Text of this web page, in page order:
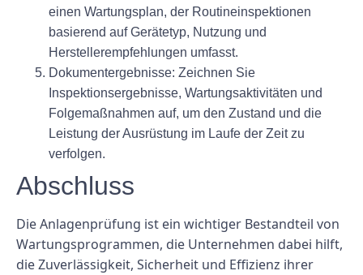
einen Wartungsplan, der Routineinspektionen
basierend auf Gerätetyp, Nutzung und
Herstellerempfehlungen umfasst.
Dokumentergebnisse: Zeichnen Sie
Inspektionsergebnisse, Wartungsaktivitäten und
Folgemaßnahmen auf, um den Zustand und die
Leistung der Ausrüstung im Laufe der Zeit zu
verfolgen.
Abschluss
Die Anlagenprüfung ist ein wichtiger Bestandteil von
Wartungsprogrammen, die Unternehmen dabei hilft,
die Zuverlässigkeit, Sicherheit und Effizienz ihrer